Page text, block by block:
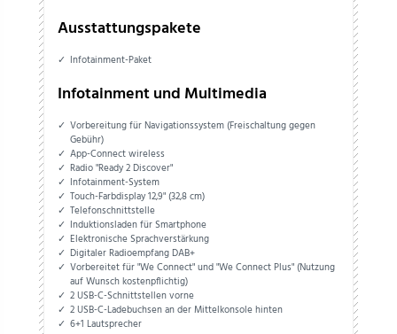
Ausstattungspakete
Infotainment-Paket
Infotainment und Multimedia
Vorbereitung für Navigationssystem (Freischaltung gegen
Gebühr)
App-Connect wireless
Radio "Ready 2 Discover"
Infotainment-System
Touch-Farbdisplay 12,9" (32,8 cm)
Telefonschnittstelle
Induktionsladen für Smartphone
Elektronische Sprachverstärkung
Digitaler Radioempfang DAB+
Vorbereitet für "We Connect" und "We Connect Plus" (Nutzung
auf Wunsch kostenpflichtig)
2 USB-C-Schnittstellen vorne
2 USB-C-Ladebuchsen an der Mittelkonsole hinten
6+1 Lautsprecher